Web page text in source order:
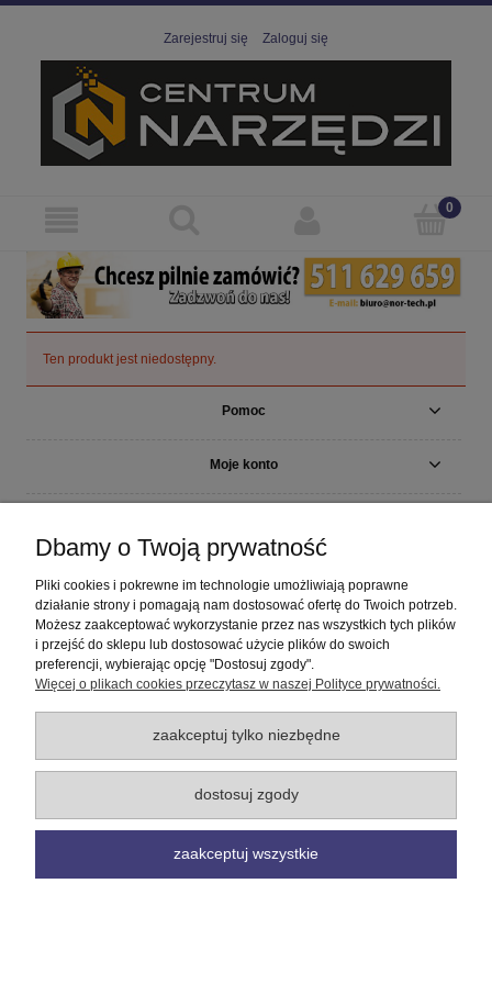
Zarejestruj się Zaloguj się
Ten produkt jest niedostępny.
Pomoc
Moje konto
O nas
pokaż pełną wersję strony
Sklep internetowy Shoper Premium
Dbamy o Twoją prywatność
Pliki cookies i pokrewne im technologie umożliwiają poprawne
działanie strony i pomagają nam dostosować ofertę do Twoich potrzeb.
Możesz zaakceptować wykorzystanie przez nas wszystkich tych plików
i przejść do sklepu lub dostosować użycie plików do swoich
preferencji, wybierając opcję "Dostosuj zgody".
Więcej o plikach cookies przeczytasz w naszej Polityce prywatności.
zaakceptuj tylko niezbędne
dostosuj zgody
zaakceptuj wszystkie